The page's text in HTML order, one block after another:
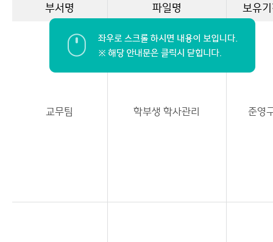
부서명 파일명 보유
교무팀 학부생 학사관리 준영